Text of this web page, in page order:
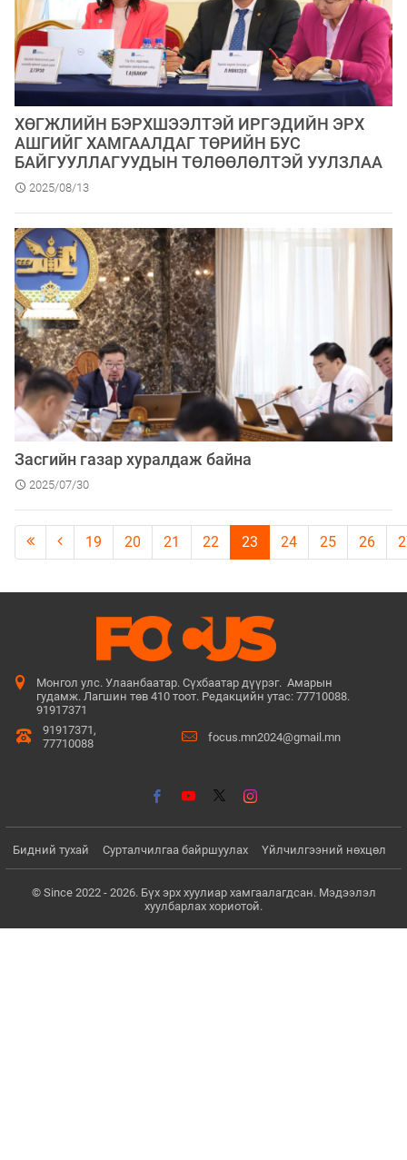
ХӨГЖЛИЙН БЭРХШЭЭЛТЭЙ ИРГЭДИЙН ЭРХ
АШГИЙГ ХАМГААЛДАГ ТӨРИЙН БУС
БАЙГУУЛЛАГУУДЫН ТӨЛӨӨЛӨЛТЭЙ УУЛЗЛАА
2025/08/13
Засгийн газар хуралдаж байна
2025/07/30
19 20 21 22 23 24 25 26
Монгол улс. Улаанбаатар. Сүхбаатар дүүрэг. Амарын
гудамж. Лагшин төв 410 тоот. Редакцийн утас: 77710088.
91917371
91917371,
77710088
focus.mn2024@gmail.mn
Бидний тухай Сурталчилгаа байршуулах Үйлчилгээний нөхцөл
© Since 2022 - 2026. Бүх эрх хуулиар хамгаалагдсан. Мэдээлэл
хуулбарлах хориотой.